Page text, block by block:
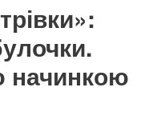
начинкою